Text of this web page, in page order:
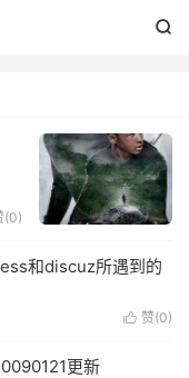

(0)
和discuz所遇到的
 赞(0)
更新